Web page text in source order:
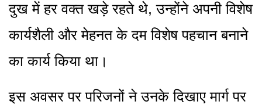
दुख में हर वक्त खड़े रहते थे, उन्होंने अपनी विशेष
कार्यशैली और मेहनत के दम विशेष पहचान बनाने
का कार्य किया था।
इस अवसर पर परिजनों ने उनके दिखाए मार्ग पर